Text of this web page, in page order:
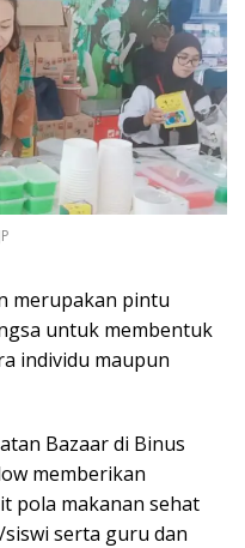
merupakan pintu
untuk membentuk
individu maupun
Bazaar di Binus
memberikan
pola makanan sehat
serta guru dan